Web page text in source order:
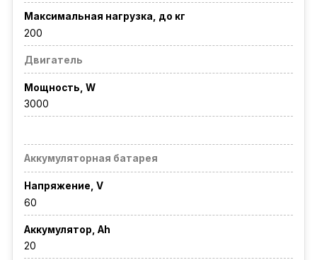
Максимальная нагрузка, до кг
200
Двигатель
Мощность, W
3000
Аккумуляторная батарея
Напряжение, V
60
Аккумулятор, Ah
20